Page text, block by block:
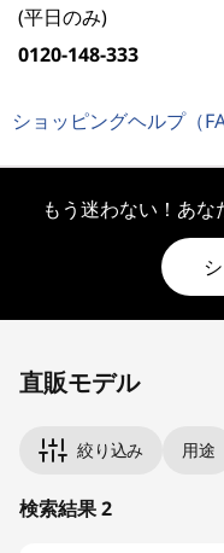
(平日のみ)
0120-148-333
ショッピングヘルプ（
もう迷わない！あな
直販モデル
絞り込み 用途
検索結果 2